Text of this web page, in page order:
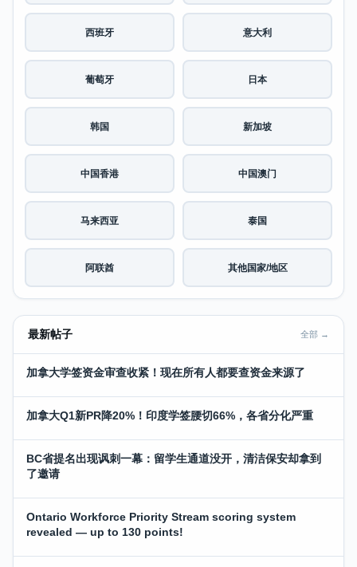
西班牙 意大利
葡萄牙 日本
韩国 新加坡
中国香港 中国澳门
马来西亚 泰国
阿联酋 其他国家/地区
最新帖子 全部 →
加拿大学签资金审查收紧！现在所有人都要查资金来源了
加拿大Q1新PR降20%！印度学签腰切66%，各省分化严重
BC省提名出现讽刺一幕：留学生通道没开，清洁保安却拿到
了邀请
Ontario Workforce Priority Stream scoring system
revealed — up to 130 points!